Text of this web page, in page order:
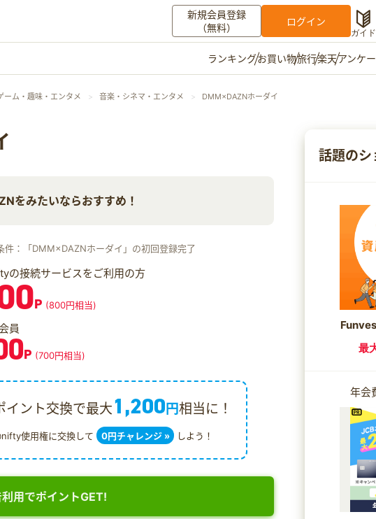
新規会員登録
（無料）
ログイン
ガイド
お知らせ
ランキングお買い物旅行楽天アンケ
ーム・趣味・エンタメ 音楽・シネマ・エンタメ DMM×DAZNホーダイ
をみたいならおすすめ！
件：「DMM×DAZNホーダイ」の初回登録完了
の接続サービスをご利用の方
P (800円相当)
員
P (700円相当)
イント交換で最大1,200円相当に！
使用権に交換して 0円チャレンジ » しよう！
用でポイントGET!
話題のシ
最
年会